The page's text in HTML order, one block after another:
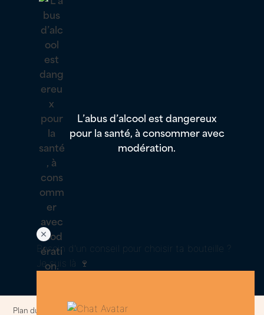
L’abus d’alcool est dangereux
pour la santé, à consommer avec
modération.
Plan du site Politique de confidentialités et cookies
Besoin d'un conseil pour choisir ta bouteille ?
Je suis là 🍷